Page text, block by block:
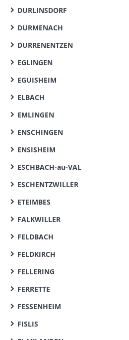
DURLINSDORF
DURMENACH
DURRENENTZEN
EGLINGEN
EGUISHEIM
ELBACH
EMLINGEN
ENSCHINGEN
ENSISHEIM
ESCHBACH-au-VAL
ESCHENTZWILLER
ETEIMBES
FALKWILLER
FELDBACH
FELDKIRCH
FELLERING
FERRETTE
FESSENHEIM
FISLIS